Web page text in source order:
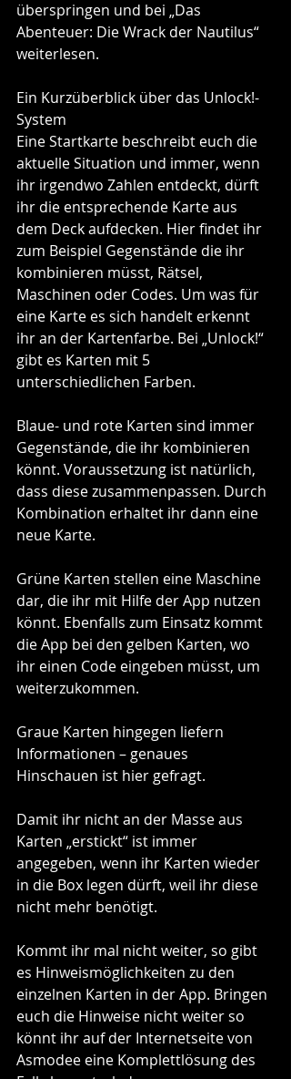
überspringen und bei „Das
Abenteuer: Die Wrack der Nautilus“
weiterlesen.
Ein Kurzüberblick über das Unlock!-
System
Eine Startkarte beschreibt euch die
aktuelle Situation und immer, wenn
ihr irgendwo Zahlen entdeckt, dürft
ihr die entsprechende Karte aus
dem Deck aufdecken. Hier findet ihr
zum Beispiel Gegenstände die ihr
kombinieren müsst, Rätsel,
Maschinen oder Codes. Um was für
eine Karte es sich handelt erkennt
ihr an der Kartenfarbe. Bei „Unlock!“
gibt es Karten mit 5
unterschiedlichen Farben.
Blaue- und rote Karten sind immer
Gegenstände, die ihr kombinieren
könnt. Voraussetzung ist natürlich,
dass diese zusammenpassen. Durch
Kombination erhaltet ihr dann eine
neue Karte.
Grüne Karten stellen eine Maschine
dar, die ihr mit Hilfe der App nutzen
könnt. Ebenfalls zum Einsatz kommt
die App bei den gelben Karten, wo
ihr einen Code eingeben müsst, um
weiterzukommen.
Graue Karten hingegen liefern
Informationen – genaues
Hinschauen ist hier gefragt.
Damit ihr nicht an der Masse aus
Karten „erstickt“ ist immer
angegeben, wenn ihr Karten wieder
in die Box legen dürft, weil ihr diese
nicht mehr benötigt.
Kommt ihr mal nicht weiter, so gibt
es Hinweismöglichkeiten zu den
einzelnen Karten in der App. Bringen
euch die Hinweise nicht weiter so
könnt ihr auf der Internetseite von
Asmodee eine Komplettlösung des